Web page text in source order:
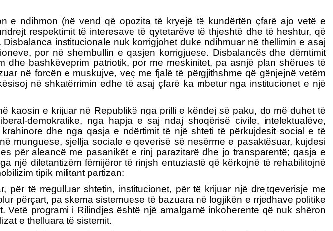
e ndihmon (në vend që opozita të kryejë të kundërtën çfarë ajo vetë e
respektimit të interesave të qytetarëve të thjeshtë dhe të heshtur, që
institucionale nuk korrigjohet duke ndihmuar në thellimin e asaj
por në shembullin e qasjen korrigjuese. Disbalancës dhe dëmtimit
bashkëveprim patriotik, por me meskinitet, pa asnjë plan shërues të
në forcën e muskujve, veç me fjalë të përgjithshme që gënjejnë vetëm
në shkatërrimin edhe të asaj çfarë ka mbetur nga institucionet e një
kaosin e krijuar në Republikë nga prilli e këndej së paku, do më duhet të
demokratike, nga hapja e saj ndaj shoqërisë civile, intelektualëve,
dhe nga qasja e ndërtimit të një shteti të përkujdesit social e të
munguese, sjellja sociale e qeverisë së nesërme e pasaktësuar, kujdesi
për aleancë me pasanikët e rinj parazitarë dhe jo transparentë; qasja e
një diletantizëm fëmijëror të rinjsh entuziastë që kërkojnë të rehabilitojnë
tipik militant partizan:
të rregulluar shtetin, institucionet, për të krijuar një drejtqeverisje me
përçart, pa skema sistemuese të bazuara në logjikën e rrjedhave politike
programi i Rilindjes është një amalgamë inkoherente që nuk shëron
e thelluara të sistemit.